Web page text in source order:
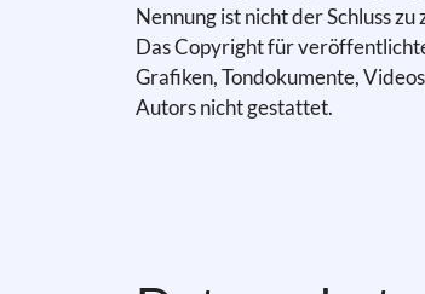
Nennung ist nicht der Schluss
Das Copyright für
Grafiken, Tondokumente,
Autors nicht gestattet.